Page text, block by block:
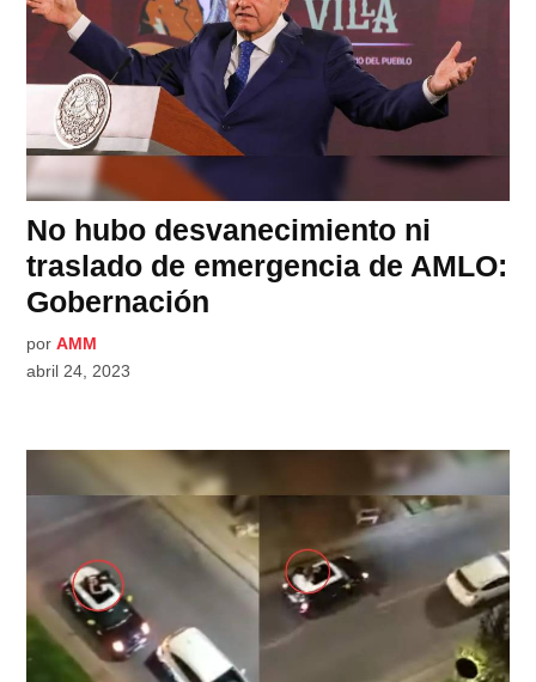
No hubo desvanecimiento ni
traslado de emergencia de AMLO:
Gobernación
por AMM
abril 24, 2023